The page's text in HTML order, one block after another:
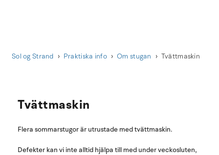
Sol og Strand Praktiska info Om stugan Tvättmaskin
Tvättmaskin
Flera sommarstugor är utrustade med tvättmaskin.
Defekter kan vi inte alltid hjälpa till med under veckosluten,